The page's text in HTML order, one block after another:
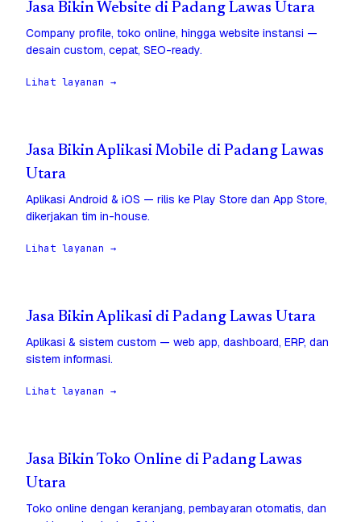
Jasa Bikin Website di Padang Lawas Utara
Company profile, toko online, hingga website instansi —
desain custom, cepat, SEO-ready.
Lihat layanan →
Jasa Bikin Aplikasi Mobile di Padang Lawas
Utara
Aplikasi Android & iOS — rilis ke Play Store dan App Store,
dikerjakan tim in-house.
Lihat layanan →
Jasa Bikin Aplikasi di Padang Lawas Utara
Aplikasi & sistem custom — web app, dashboard, ERP, dan
sistem informasi.
Lihat layanan →
Jasa Bikin Toko Online di Padang Lawas
Utara
Toko online dengan keranjang, pembayaran otomatis, dan